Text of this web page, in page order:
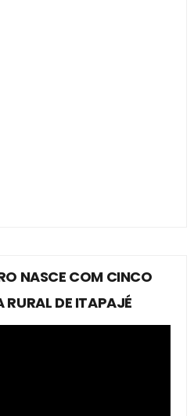
NASCE COM CINCO
DE ITAPAJÉ